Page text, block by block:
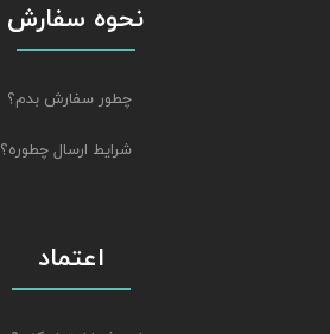
نحوه سفارش
چطور سفارش بدم؟
شرایط ارسال چطوره؟
اعتماد